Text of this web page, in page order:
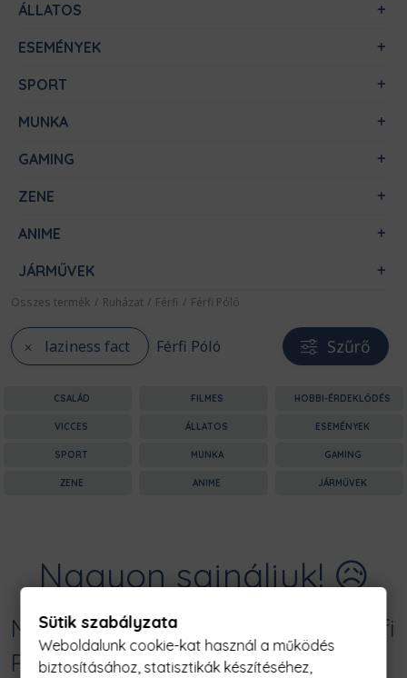
ÁLLATOS
ESEMÉNYEK
SPORT
MUNKA
GAMING
ZENE
ANIME
JÁRMŰVEK
Összes termék / Ruházat / Férfi / Férfi Póló
laziness fact Férfi Póló Szűrő
CSALÁD FILMES HOBBI-ÉRDEKLŐDÉS
VICCES ÁLLATOS ESEMÉNYEK
SPORT MUNKA GAMING
ZENE ANIME JÁRMŰVEK
Nagyon sajnáljuk! 😥
Nincs találat erre: "laziness fact Férfi
Póló"
Sütik szabályzata
Weboldalunk cookie-kat használ a működés
biztosításához, statisztikák készítéséhez,